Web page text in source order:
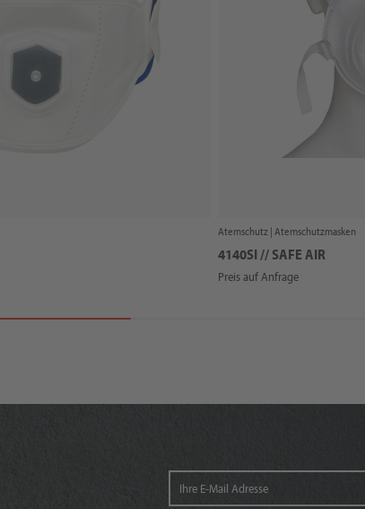
Atemschutz | Atemschutzmasken
4140SI // SAFE AIR
Preis auf Anfrage